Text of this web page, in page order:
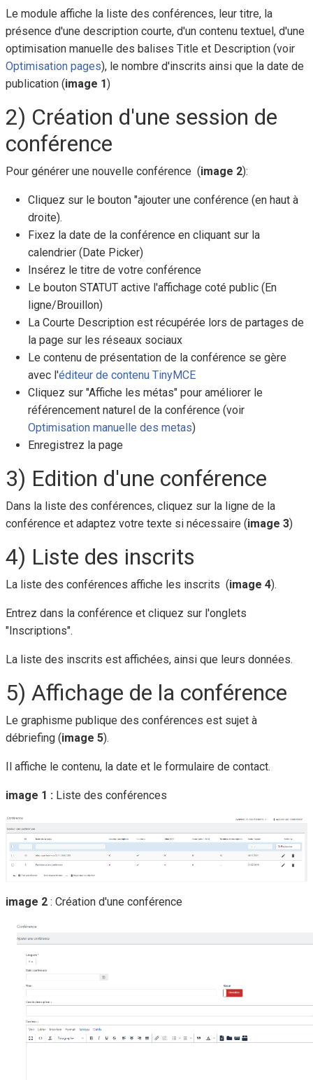
Le module affiche la liste des conférences, leur titre, la
présence d'une description courte, d'un contenu textuel, d'une
optimisation manuelle des balises Title et Description (voir
Optimisation pages), le nombre d'inscrits ainsi que la date de
publication (image 1)
2) Création d'une session de
conférence
Pour générer une nouvelle conférence (image 2):
Cliquez sur le bouton "ajouter une conférence (en haut à
droite).
Fixez la date de la conférence en cliquant sur la
calendrier (Date Picker)
Insérez le titre de votre conférence
Le bouton STATUT active l'affichage coté public (En
ligne/Brouillon)
La Courte Description est récupérée lors de partages de
la page sur les réseaux sociaux
Le contenu de présentation de la conférence se gère
avec l'éditeur de contenu TinyMCE
Cliquez sur "Affiche les métas" pour améliorer le
référencement naturel de la conférence (voir
Optimisation manuelle des metas)
Enregistrez la page
3) Edition d'une conférence
Dans la liste des conférences, cliquez sur la ligne de la
conférence et adaptez votre texte si nécessaire (image 3)
4) Liste des inscrits
La liste des conférences affiche les inscrits (image 4).
Entrez dans la conférence et cliquez sur l'onglets
"Inscriptions".
La liste des inscrits est affichées, ainsi que leurs données.
5) Affichage de la conférence
Le graphisme publique des conférences est sujet à
débriefing (image 5).
Il affiche le contenu, la date et le formulaire de contact.
image 1 : Liste des conférences
image 2 : Création d'une conférence